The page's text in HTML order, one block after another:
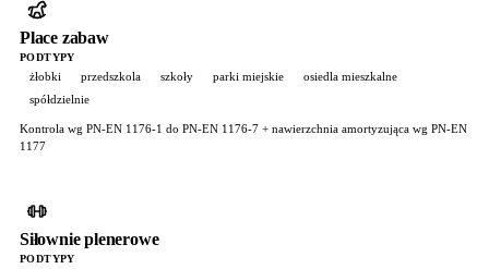
Place zabaw
PODTYPY
żłobki przedszkola szkoły parki miejskie
osiedla mieszkalne
spółdzielnie
Kontrola wg PN-EN 1176-1 do PN-EN 1176-7 + nawierzchnia amortyzująca wg PN-EN
1177
Siłownie plenerowe
PODTYPY